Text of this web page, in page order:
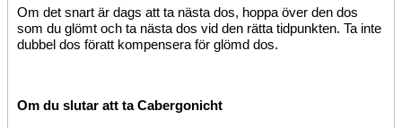
Om det snart är dags att ta nästa dos, hoppa över den dos
som du glömt och ta nästa dos vid den rätta tidpunkten. Ta inte
dubbel dos föratt kompensera för glömd dos.
Om du slutar att ta Cabergonicht